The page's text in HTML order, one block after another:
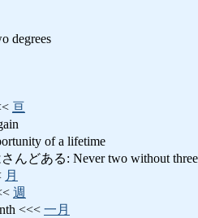
degrees
亘
of a lifetime
んどある: Never two without three
月
週
<<< 一月